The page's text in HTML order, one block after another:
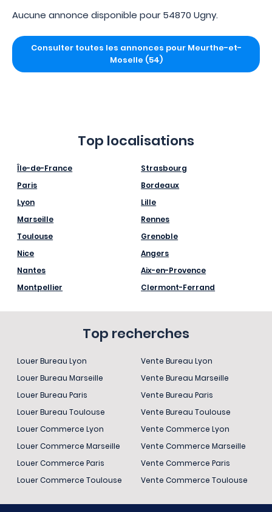
Aucune annonce disponible pour 54870 Ugny.
Consulter toutes les annonces pour Meurthe-et-
Moselle (54)
Top localisations
Île-de-France
Paris
Lyon
Marseille
Toulouse
Nice
Nantes
Montpellier
Strasbourg
Bordeaux
Lille
Rennes
Grenoble
Angers
Aix-en-Provence
Clermont-Ferrand
Top recherches
Louer Bureau Lyon
Louer Bureau Marseille
Louer Bureau Paris
Louer Bureau Toulouse
Louer Commerce Lyon
Louer Commerce Marseille
Louer Commerce Paris
Louer Commerce Toulouse
Vente Bureau Lyon
Vente Bureau Marseille
Vente Bureau Paris
Vente Bureau Toulouse
Vente Commerce Lyon
Vente Commerce Marseille
Vente Commerce Paris
Vente Commerce Toulouse